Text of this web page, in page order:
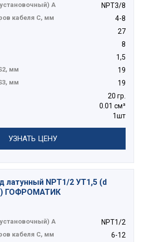
А NPT3/8
кабеля C, мм 4-8
27
8
1,5
мм 19
мм 19
20 гр.
0.01 см³
1шт
УЗНАТЬ ЦЕНУ
латунный NPT1/2 УТ1,5 (d
ГОФРОМАТИК
А NPT1/2
кабеля C, мм 6-12